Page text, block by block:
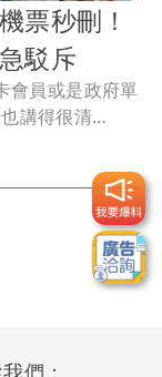
票秒刪！
駁斥
會員或是政府單
們：